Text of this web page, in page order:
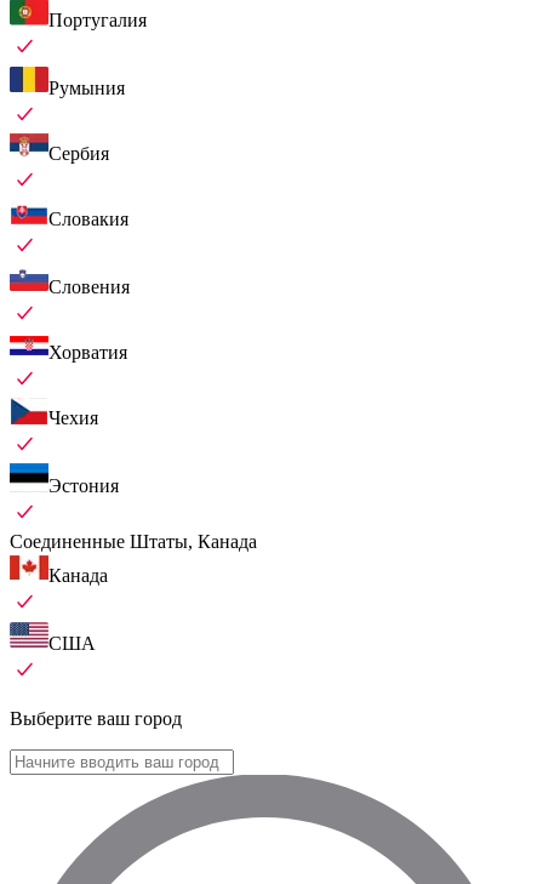
Португалия
Румыния
Сербия
Словакия
Словения
Хорватия
Чехия
Эстония
Соединенные Штаты, Канада
Канада
США
Выберите ваш город